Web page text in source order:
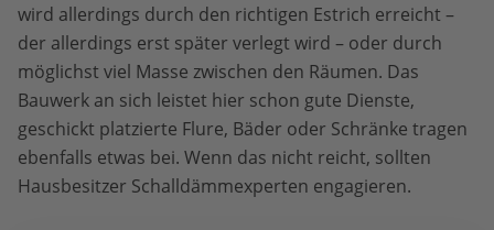
wird allerdings durch den richtigen Estrich erreicht –
der allerdings erst später verlegt wird – oder durch
möglichst viel Masse zwischen den Räumen. Das
Bauwerk an sich leistet hier schon gute Dienste,
geschickt platzierte Flure, Bäder oder Schränke tragen
ebenfalls etwas bei. Wenn das nicht reicht, sollten
Hausbesitzer Schalldämmexperten engagieren.